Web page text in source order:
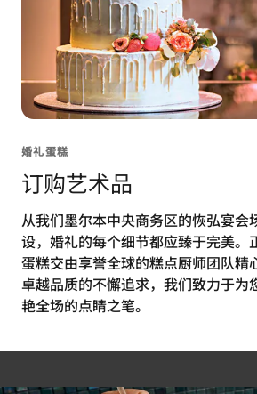
婚礼蛋糕
订购艺术品
从我们墨尔本中央商务区的恢弘宴会
设，婚礼的每个细节都应臻于完美。
蛋糕交由享誉全球的糕点厨师团队精
卓越品质的不懈追求，我们致力于为
艳全场的点睛之笔。